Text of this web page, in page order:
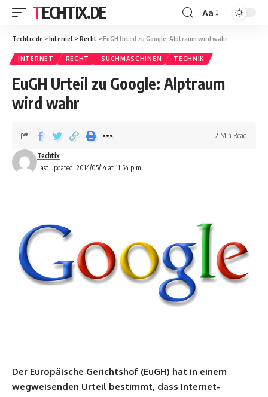
TECHTIX.DE Aa
Techtix.de >Internet >Recht >EuGH Urteil zu Google: Alptraum wird wahr
INTERNET RECHT SUCHMASCHINEN TECHNIK
EuGH Urteil zu Google: Alptraum
wird wahr
Last updated: 2014/05/14 at 11:54 p.m.
Techtix
2 Min Read
Der Europäische Gerichtshof (EuGH) hat in einem
wegweisenden Urteil bestimmt, dass Internet-